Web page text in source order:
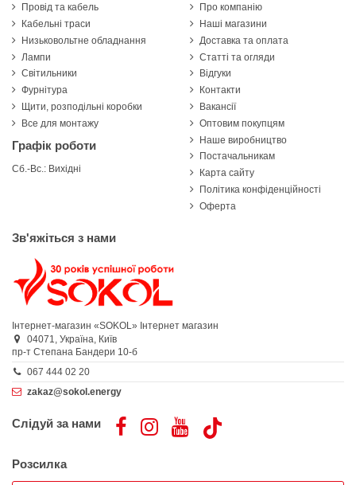
Провід та кабель
Кабельні траси
Низьковольтне обладнання
Лампи
Світильники
Фурнітура
Щити, розподільні коробки
Все для монтажу
Графік роботи
Сб.-Вс.: Вихідні
Про компанію
Наші магазини
Доставка та оплата
Статті та огляди
Відгуки
Контакти
Вакансії
Оптовим покупцям
Наше виробництво
Постачальникам
Карта сайту
Політика конфіденційності
Оферта
Зв'яжіться з нами
Інтернет-магазин «SOKOL» Інтернет магазин
04071, Україна, Київ
пр-т Степана Бандери 10-б
067 444 02 20
zakaz@sokol.energy
Слідуй за нами
Розсилка